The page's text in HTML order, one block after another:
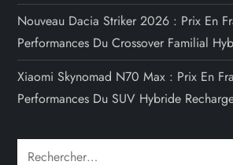
Nouveau Dacia Striker 2026 : Prix En
Performances Du Crossover Familial
Xiaomi Skynomad N70 Max : Prix En
Performances Du SUV Hybride
Rechercher :